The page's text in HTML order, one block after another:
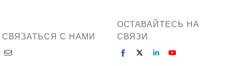
СВЯЗАТЬСЯ С НАМИ
ОСТАВАЙТЕСЬ НА
СВЯЗИ